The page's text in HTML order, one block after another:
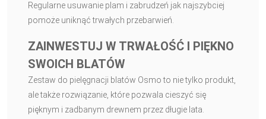
Regularne usuwanie plam i zabrudzeń jak najszybciej
pomoże uniknąć trwałych przebarwień.
ZAINWESTUJ W TRWAŁOŚĆ I PIĘKNO
SWOICH BLATÓW
Zestaw do pielęgnacji blatów Osmo to nie tylko produkt,
ale także rozwiązanie, które pozwala cieszyć się
pięknym i zadbanym drewnem przez długie lata.